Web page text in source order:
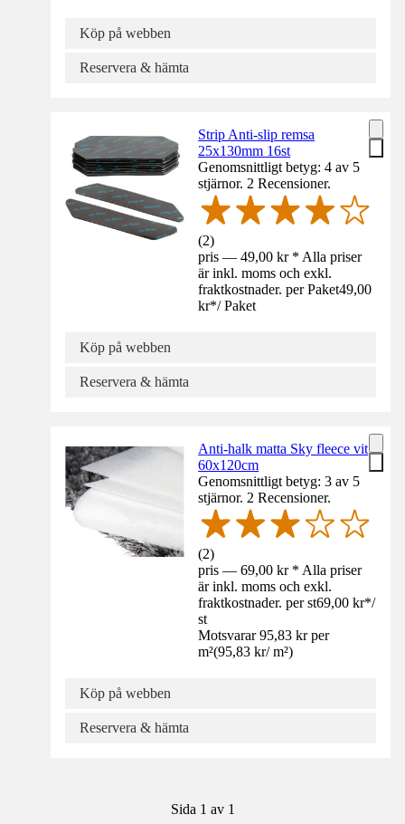
Köp på webben
Reservera & hämta
Strip Anti-slip remsa
25x130mm 16st
Genomsnittligt betyg: 4 av 5
stjärnor. 2 Recensioner.
(2)
pris — 49,00 kr * Alla priser
är inkl. moms och exkl.
fraktkostnader. per Paket49,00
kr*/ Paket
Köp på webben
Reservera & hämta
Anti-halk matta Sky fleece vit
60x120cm
Genomsnittligt betyg: 3 av 5
stjärnor. 2 Recensioner.
(2)
pris — 69,00 kr * Alla priser
är inkl. moms och exkl.
fraktkostnader. per st69,00 kr*/
st
Motsvarar 95,83 kr per
m²(95,83 kr/ m²)
Köp på webben
Reservera & hämta
Sida 1 av 1